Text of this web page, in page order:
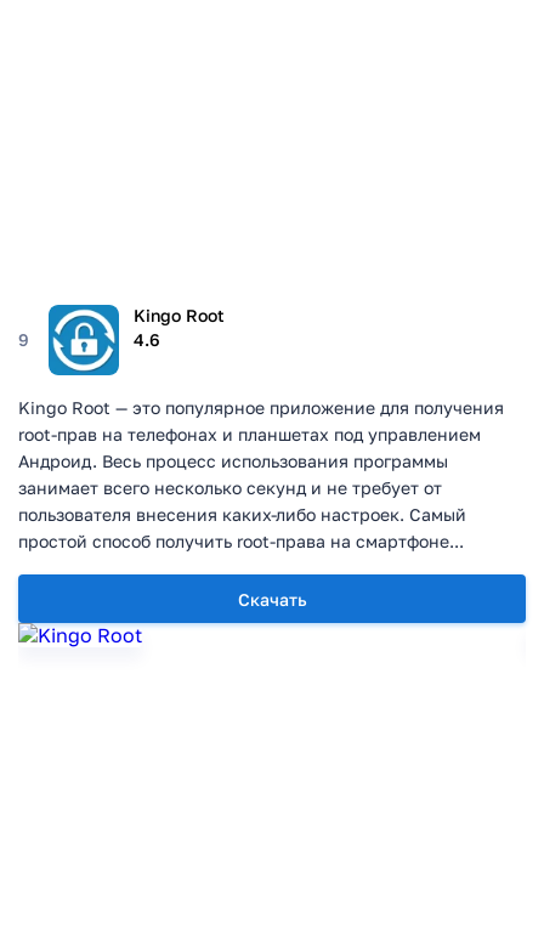
9
Kingo Root
4.6
Скачать
Kingo Root — это популярное приложение для получения
root-прав на телефонах и планшетах под управлением
Андроид. Весь процесс использования программы
занимает всего несколько секунд и не требует от
пользователя внесения каких-либо настроек. Самый
простой способ получить root-права на смартфоне...